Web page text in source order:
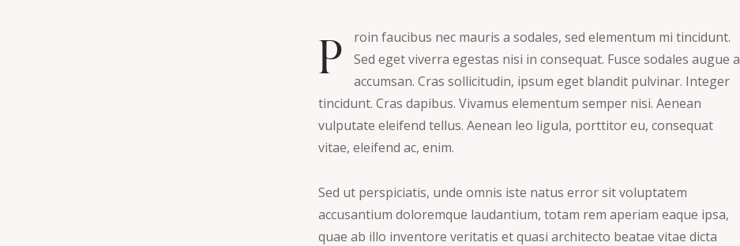
P
roin faucibus nec mauris a sodales, sed elementum mi tincidunt.
Sed eget viverra egestas nisi in consequat. Fusce sodales augue a
accumsan. Cras sollicitudin, ipsum eget blandit pulvinar. Integer
tincidunt. Cras dapibus. Vivamus elementum semper nisi. Aenean
vulputate eleifend tellus. Aenean leo ligula, porttitor eu, consequat
vitae, eleifend ac, enim.
Sed ut perspiciatis, unde omnis iste natus error sit voluptatem
accusantium doloremque laudantium, totam rem aperiam eaque ipsa,
quae ab illo inventore veritatis et quasi architecto beatae vitae dicta